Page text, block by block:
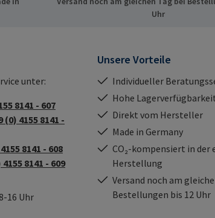
Uhr
unter:
8141 - 607
(0) 4155 8141 -
8141 - 608
4155 8141 - 609
16 Uhr
Unsere Vorteile
Individueller
Hohe
Direkt vom Hersteller
Made in Germany
CO₂-kompensiert in der
Herstellung
Versand noch am
Bestellungen bis 12 Uhr